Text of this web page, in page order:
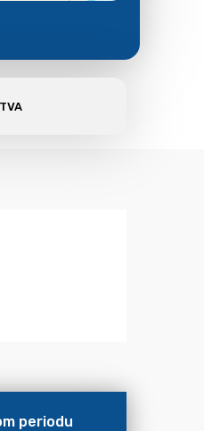
periodu